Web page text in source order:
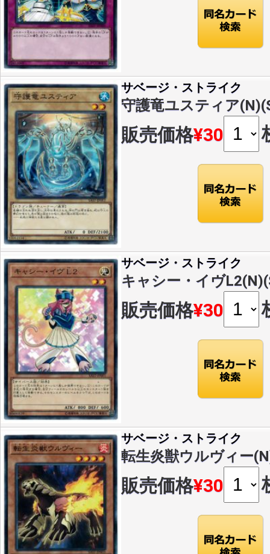
サベージ・ストライク
守護竜ユスティア
販売価格¥30
サベージ・ストライク
キャシー・イヴ
販売価格¥30
サベージ・ストライク
転生炎獣ウルヴィー
販売価格¥30